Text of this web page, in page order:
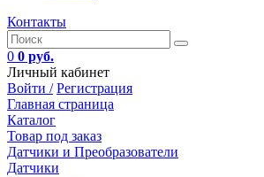
Контакты
0 0 руб.
Личный кабинет
Войти / Регистрация
Главная страница
Каталог
Товар под заказ
Датчики и Преобразователи
Датчики